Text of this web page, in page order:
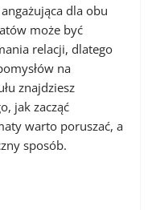
dla obu
może być
relacji, dlatego
na
znajdziesz
jak zacząć
warto poruszać, a
sposób.